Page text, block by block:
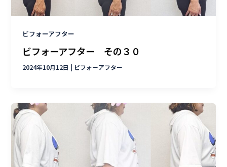
ビフォーアフター
ビフォーアフター その３０
2024年10月12日 | ビフォーアフター